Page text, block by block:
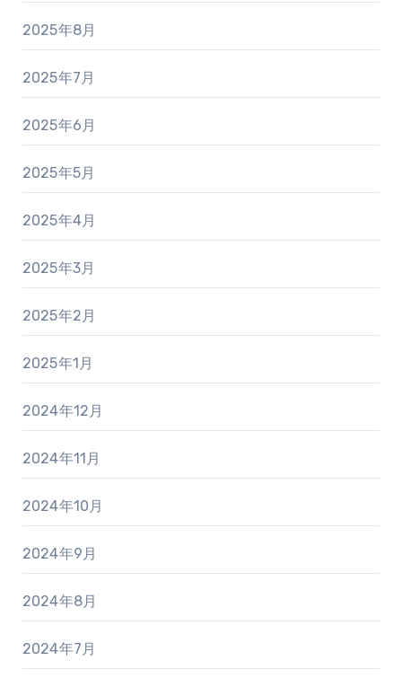
2025年8月
2025年7月
2025年6月
2025年5月
2025年4月
2025年3月
2025年2月
2025年1月
2024年12月
2024年11月
2024年10月
2024年9月
2024年8月
2024年7月